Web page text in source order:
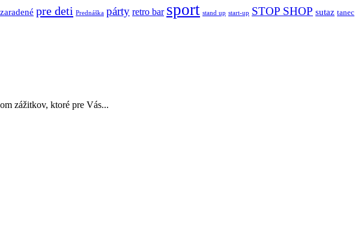
pre deti Prednáška párty retro bar sport stand up start-up STOP SHOP sutaz tanec
zážitkov, ktoré pre Vás...